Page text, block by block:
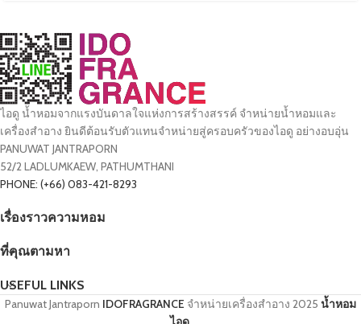
ไอดู น้ำหอมจากแรงบันดาลใจแห่งการสร้างสรรค์ จำหน่ายน้ำหอมและ
เครื่องสำอาง ยินดีต้อนรับตัวแทนจำหน่ายสู่ครอบครัวของไอดู อย่างอบอุ่น
PANUWAT JANTRAPORN
52/2 LADLUMKAEW, PATHUMTHANI
PHONE: (+66) 083-421-8293
เรื่องราวความหอม
ที่คุณตามหา
USEFUL LINKS
Panuwat Jantraporn IDOFRAGRANCE จำหน่ายเครื่องสำอาง 2025 น้ำหอม